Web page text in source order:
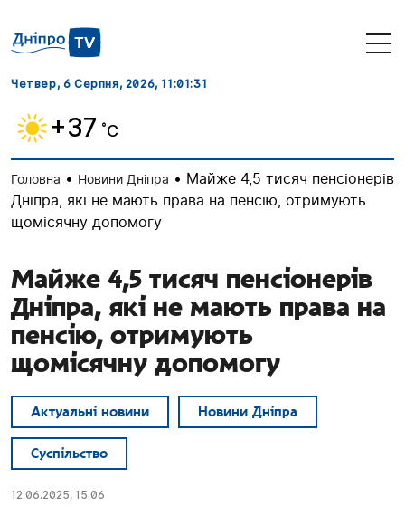
Четвер, 6 Серпня, 2026, 11:01:32
+37 ˚C
Головна • Новини Дніпра • Майже 4,5 тисяч пенсіонерів
Дніпра, які не мають права на пенсію, отримують
щомісячну допомогу
Майже 4,5 тисяч пенсіонерів
Дніпра, які не мають права на
пенсію, отримують
щомісячну допомогу
Актуальні новини Новини Дніпра
Суспільство
12.06.2025, 15:06